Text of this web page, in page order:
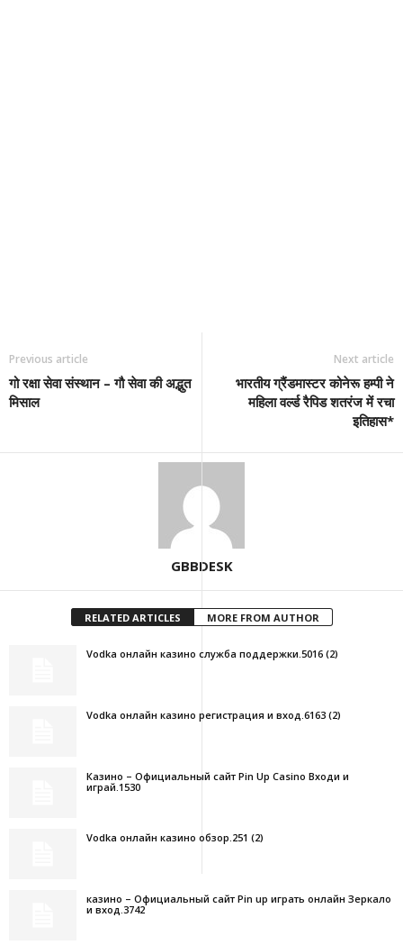
Previous article
गो रक्षा सेवा संस्थान – गौ सेवा की अद्भुत
मिसाल
Next article
भारतीय ग्रैंडमास्टर कोनेरू हम्पी ने
महिला वर्ल्ड रैपिड शतरंज में रचा
इतिहास*
GBBDESK
RELATED ARTICLES MORE FROM AUTHOR
Vodka онлайн казино служба поддержки.5016 (2)
Vodka онлайн казино регистрация и вход.6163 (2)
Казино – Официальный сайт Pin Up Casino Входи и
играй.1530
Vodka онлайн казино обзор.251 (2)
казино – Официальный сайт Pin up играть онлайн Зеркало
и вход.3742